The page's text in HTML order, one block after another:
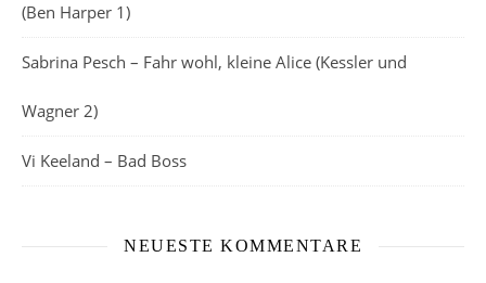
(Ben Harper 1)
Sabrina Pesch – Fahr wohl, kleine Alice (Kessler und
Wagner 2)
Vi Keeland – Bad Boss
NEUESTE KOMMENTARE